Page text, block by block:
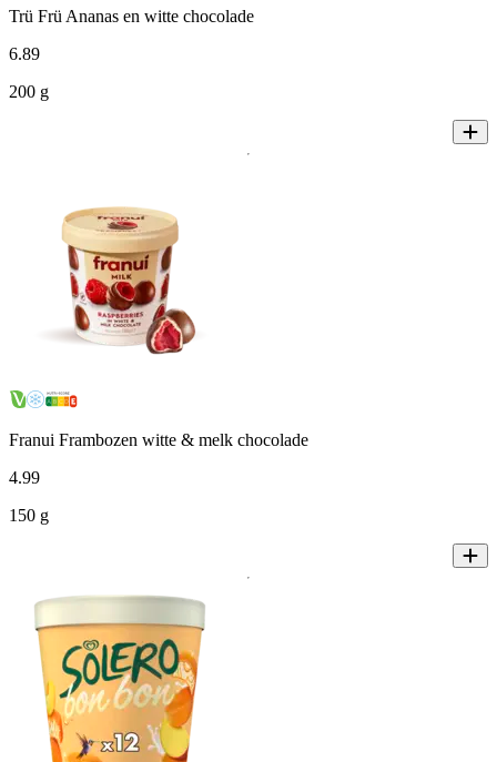
Trü Frü Ananas en witte chocolade
6.89
200 g
Franui Frambozen witte & melk chocolade
4.99
150 g